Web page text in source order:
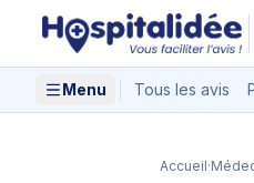
Aller au contenu principal
Menu Tous les avis
Accueil·